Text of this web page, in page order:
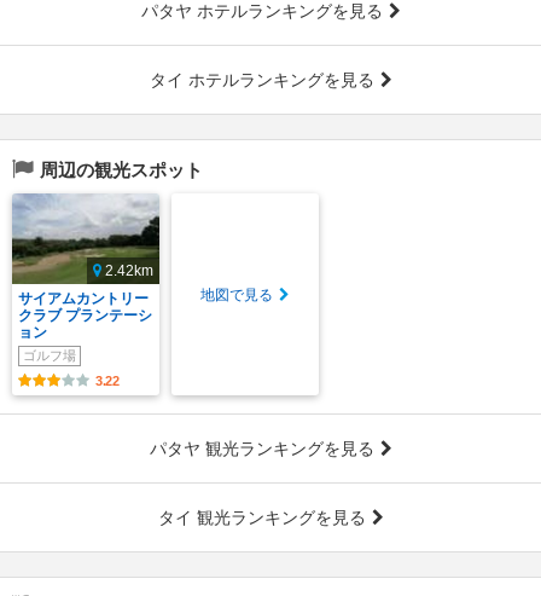
パタヤ ホテルランキングを見る
タイ ホテルランキングを見る
周辺の観光スポット
2.42km
サイアムカントリー
クラブ プランテーシ
ョン
ゴルフ場
3.22
地図で見る
パタヤ 観光ランキングを見る
タイ 観光ランキングを見る